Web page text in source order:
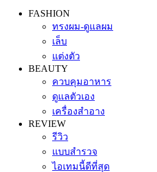
FASHION
ทรงผม-ดูแลผม
เล็บ
แต่งตัว
BEAUTY
ควบคุมอาหาร
ดูแลตัวเอง
เครื่องสำอาง
REVIEW
รีวิว
แบบสำรวจ
ไอเทมนี้ดีที่สุด